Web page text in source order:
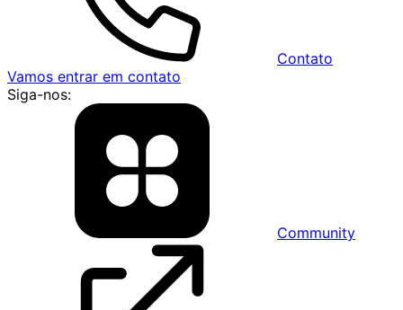
Contato
Vamos entrar em contato
Siga-nos:
Community